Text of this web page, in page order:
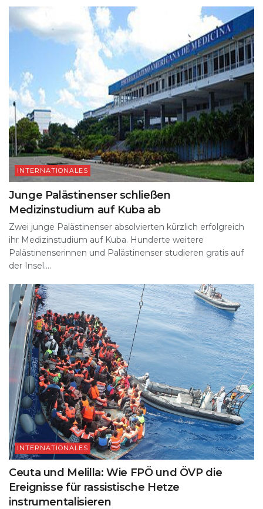
INTERNATIONALES
Junge Palästinenser schließen
Medizinstudium auf Kuba ab
Zwei junge Palästinenser absolvierten kürzlich erfolgreich
ihr Medizinstudium auf Kuba. Hunderte weitere
Palästinenserinnen und Palästinenser studieren gratis auf
der Insel....
INTERNATIONALES
Ceuta und Melilla: Wie FPÖ und ÖVP die
Ereignisse für rassistische Hetze
instrumentalisieren